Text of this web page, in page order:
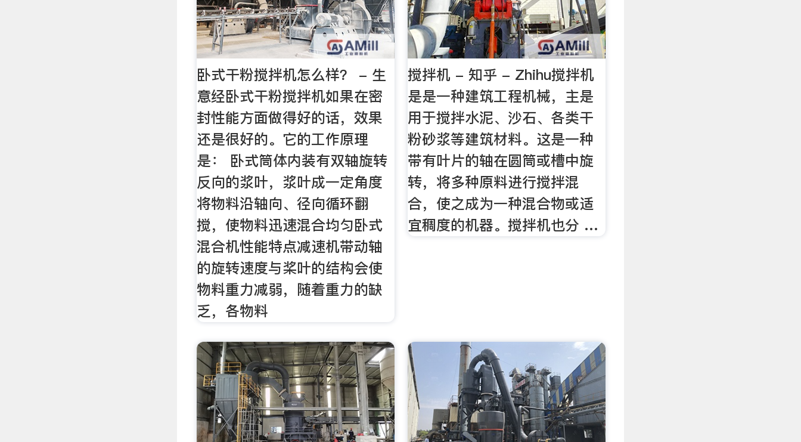
卧式干粉搅拌机怎么样？ - 生
意经卧式干粉搅拌机如果在密
封性能方面做得好的话，效果
还是很好的。它的工作原理
是： 卧式筒体内装有双轴旋转
反向的浆叶，浆叶成一定角度
将物料沿轴向、径向循环翻
搅，使物料迅速混合均匀卧式
混合机性能特点减速机带动轴
的旋转速度与桨叶的结构会使
物料重力减弱，随着重力的缺
乏，各物料
搅拌机 - 知乎 - Zhihu搅拌机
是是一种建筑工程机械，主是
用于搅拌水泥、沙石、各类干
粉砂浆等建筑材料。这是一种
带有叶片的轴在圆筒或槽中旋
转，将多种原料进行搅拌混
合，使之成为一种混合物或适
宜稠度的机器。搅拌机也分 …